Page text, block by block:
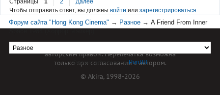
Чтобы отправить ответ, вы должны войти или зарегистрироваться
Форум сайта "Hong Kong Cinema" → Разное →A Friend From Inner
Форум работает наPunBB
Материал сайта hkcinema.ru защищен
авторским правом. Перепечатка возможна
только при согласовании с автором.
© Akira, 1998-2026